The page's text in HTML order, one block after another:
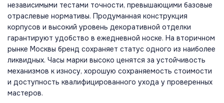
независимыми тестами точности, превышающими базовые
отраслевые нормативы. Продуманная конструкция
корпусов и высокий уровень декоративной отделки
гарантируют удобство в ежедневной носке. На вторичном
рынке Москвы бренд сохраняет статус одного из наиболее
ликвидных. Часы марки высоко ценятся за устойчивость
механизмов к износу, хорошую сохраняемость стоимости
и доступность квалифицированного ухода у проверенных
мастеров.